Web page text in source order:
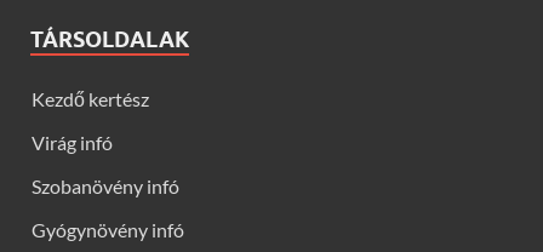
TÁRSOLDALAK
Kezdő kertész
Virág infó
Szobanövény infó
Gyógynövény infó